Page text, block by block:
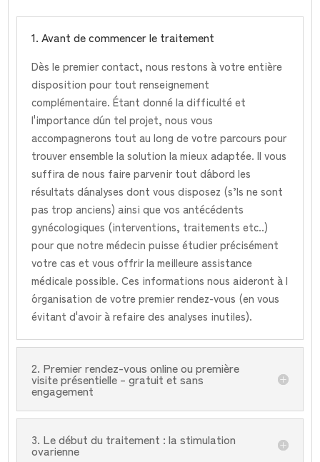
1. Avant de commencer le traitement
Dès le premier contact, nous restons à votre entière
disposition pour tout renseignement
complémentaire. Étant donné la difficulté et
l'importance d´un tel projet, nous vous
accompagnerons tout au long de votre parcours pour
trouver ensemble la solution la mieux adaptée. Il vous
suffira de nous faire parvenir tout d´abord les
résultats d´analyses dont vous disposez (s’ls ne sont
pas trop anciens) ainsi que vos antécédents
gynécologiques (interventions, traitements etc..)
pour que notre médecin puisse étudier précisément
votre cas et vous offrir la meilleure assistance
médicale possible. Ces informations nous aideront à l
´organisation de votre premier rendez-vous (en vous
évitant d'avoir à refaire des analyses inutiles).
2. Premier rendez-vous online ou première
visite présentielle – gratuit et sans
engagement
3. Le début du traitement : la stimulation
ovarienne